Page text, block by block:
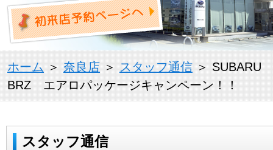
ホーム ＞ 奈良店 ＞ スタッフ通信 ＞ SUBARU
BRZ エアロパッケージキャンペーン！！
スタッフ通信